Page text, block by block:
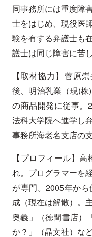
同事務所には重度障
士をはじめ、現役医
験を有する弁護士も
護士は同じ障害に苦
【取材協力】菅原
後、明治乳業（現(
の商品開発に従事。
法科大学院へ進学し
事務所海老名支店の
【プロフィール】
れ。プログラマーを
が専門。2005年か
成（現在は解散）。
奥義」（徳間書店
か？」（晶文社）な